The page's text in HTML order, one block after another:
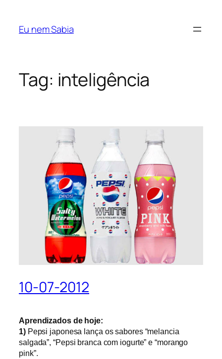
Eu nem Sabia
Tag: inteligência
10-07-2012
Aprendizados de hoje:
1) Pepsi japonesa lança os sabores “melancia
salgada”, “Pepsi branca com iogurte” e “morango
pink”.